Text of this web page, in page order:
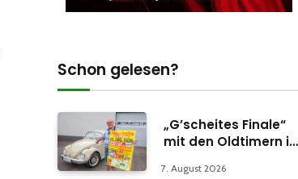
Schon gelesen?
„G’scheites Finale“
mit den Oldtimern in
7. August 2026